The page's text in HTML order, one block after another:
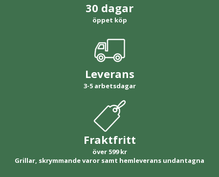
30 dagar
öppet köp
Leverans
3-5 arbetsdagar
Fraktfritt
över 599 kr
Grillar, skrymmande varor samt hemleverans undantagna